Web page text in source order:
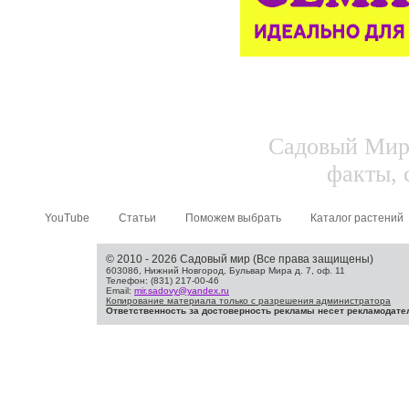
Садовый
факты,
YouTube Статьи Поможем выбрать Каталог растений
© 2010 - 2026 Садовый мир (Все права защищены)
603086, Нижний Новгород, Бульвар Мира д. 7, оф. 11
Телефон: (831) 217-00-46
Email: mir.sadovy@yandex.ru
Копирование материала только с разрешения администратора
Ответственность за достоверность рекламы несет